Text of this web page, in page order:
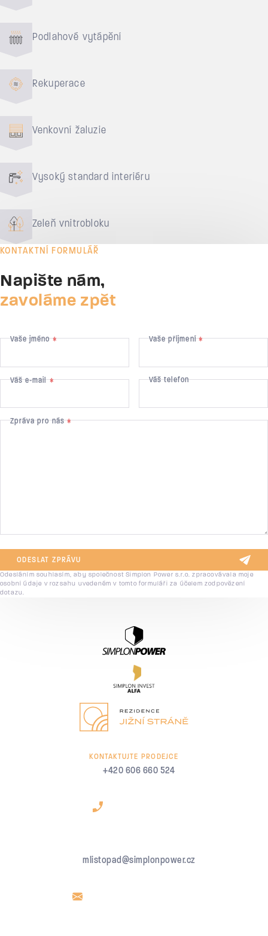
Podlahové vytápění
Rekuperace
Venkovní žaluzie
Vysoký standard interiéru
Zeleň vnitrobloku
KONTAKTNÍ FORMULÁŘ
Napište nám,
zavoláme zpět
Vaše jméno* Vaše příjmení*
Váš e-mail* Váš telefon
Zpráva pro nás*
ODESLAT ZPRÁVU
Odesláním souhlasím, aby společnost Simplon Power s.r.o. zpracovávala moje
osobní údaje v rozsahu uvedeném v tomto formuláři za účelem zodpovězení
dotazu.
KONTAKTUJTE PRODEJCE
+420 606 660 524
mlistopad@simplonpower.cz